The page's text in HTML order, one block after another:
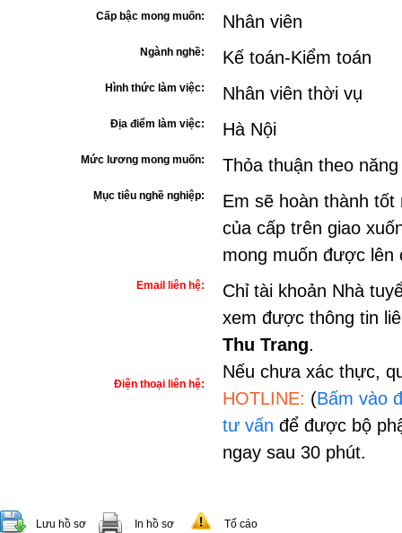
Cấp bậc mong muốn: Nhân viên
Ngành nghề: Kế toán-Kiểm toán
Hình thức làm việc: Nhân viên thời vụ
Địa điểm làm việc: Hà Nội
Mức lương mong muốn: Thỏa thuận theo
Mục tiêu nghề nghiệp:
Em sẽ hoàn thành
của cấp trên giao
mong muốn được
Email liên hệ:
Chỉ tài khoản Nhà
xem được thông tin
Thu Trang.
Nếu chưa xác thực,
HOTLINE: (Bấm vào
tư vấn để được bộ
ngay sau 30 phút.
Điện thoại liên hệ:
Lưu hồ sơ In hồ sơ Tố cáo